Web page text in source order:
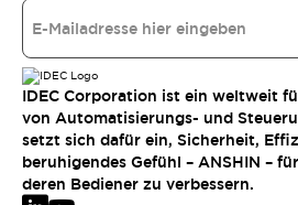
IDEC Corporation ist ein weltweit
von Automatisierungs- und
setzt sich dafür ein, Sicherheit,
beruhigendes Gefühl – ANSHIN –
deren Bediener zu verbessern.